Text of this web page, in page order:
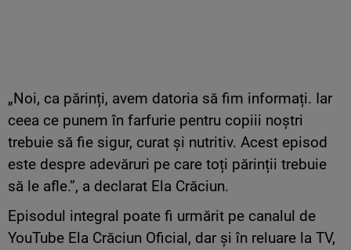
„Noi, ca părinți, avem datoria să fim informați. Iar
ceea ce punem în farfurie pentru copiii noștri
trebuie să fie sigur, curat și nutritiv. Acest episod
este despre adevăruri pe care toți părinții trebuie
să le afle.”, a declarat Ela Crăciun.
Episodul integral poate fi urmărit pe canalul de
YouTube Ela Crăciun Oficial, dar și în reluare la TV,